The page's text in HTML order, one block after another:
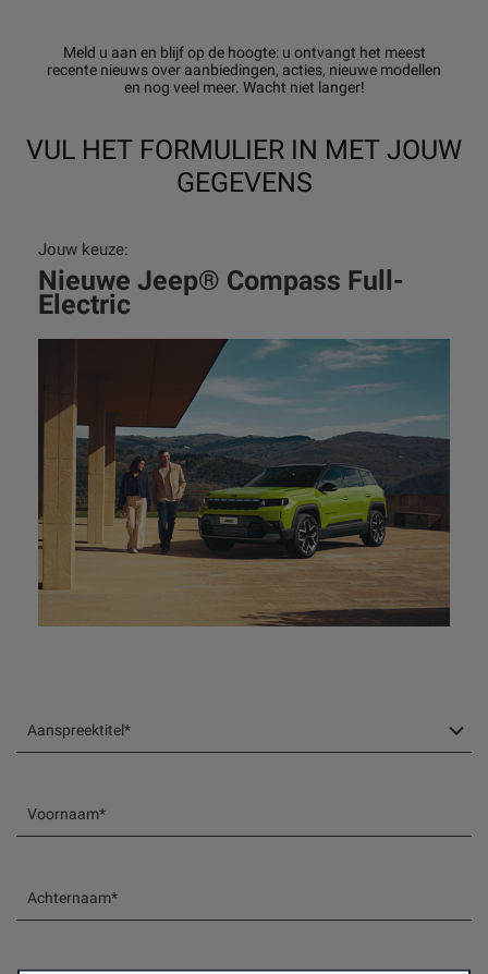
Meld u aan en blijf op de hoogte: u ontvangt het meest
recente nieuws over aanbiedingen, acties, nieuwe modellen
en nog veel meer. Wacht niet langer!
VUL HET FORMULIER IN MET JOUW
GEGEVENS
Jouw keuze:
Nieuwe Jeep® Compass Full-
Electric
Aanspreektitel*
Voornaam*
Achternaam*